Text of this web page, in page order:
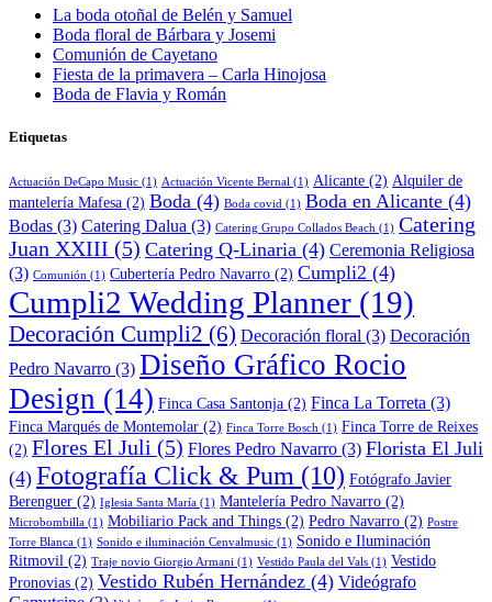
La boda otoñal de Belén y Samuel
Boda floral de Bárbara y Josemi
Comunión de Cayetano
Fiesta de la primavera – Carla Hinojosa
Boda de Flavia y Román
Etiquetas
Actuación DeCapo Music (1) Actuación Vicente Bernal (1) Alicante (2) Alquiler de
mantelería Mafesa (2) Boda (4) Boda covid (1) Boda en Alicante (4)
Bodas (3) Catering Dalua (3) Catering Grupo Collados Beach (1) Catering
Juan XXIII (5) Catering Q-Linaria (4) Ceremonia Religiosa
(3) Comunión (1) Cubertería Pedro Navarro (2) Cumpli2 (4)
Cumpli2 Wedding Planner (19)
Decoración Cumpli2 (6) Decoración floral (3) Decoración
Pedro Navarro (3) Diseño Gráfico Rocio
Design (14) Finca Casa Santonja (2) Finca La Torreta (3)
Finca Marqués de Montemolar (2) Finca Torre Bosch (1) Finca Torre de Reixes
(2) Flores El Juli (5) Flores Pedro Navarro (3) Florista El Juli
(4) Fotografía Click & Pum (10) Fotógrafo Javier
Berenguer (2) Iglesia Santa María (1) Mantelería Pedro Navarro (2)
Microbombilla (1) Mobiliario Pack and Things (2) Pedro Navarro (2) Postre
Torre Blanca (1) Sonido e iluminación Cenvalmusic (1) Sonido e Iluminación
Ritmovil (2) Traje novio Giorgio Armani (1) Vestido Paula del Vals (1) Vestido
Pronovias (2) Vestido Rubén Hernández (4) Videógrafo